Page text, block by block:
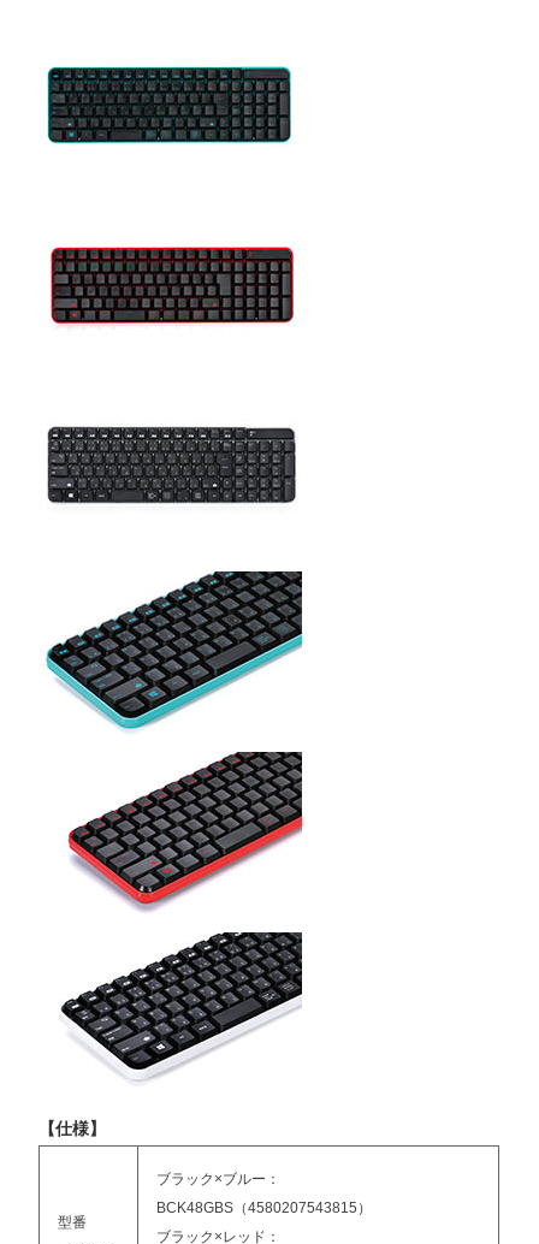
【仕様】
型番
ブラック×ブルー：
BCK48GBS（4580207543815）
ブラック×レッド：